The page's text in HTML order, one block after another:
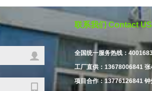
联系我们 Contact US
全国统一服务热线：
工厂直供：13678006841 张
项目合作：13776126841 钟